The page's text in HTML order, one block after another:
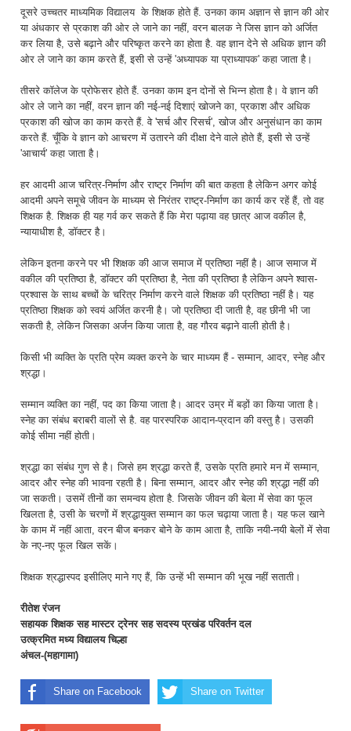
दूसरे उच्चतर माध्यमिक विद्यालय के शिक्षक होते हैं. उनका काम अज्ञान से ज्ञान की ओर
या अंधकार से प्रकाश की ओर ले जाने का नहीं, वरन बालक ने जिस ज्ञान को अर्जित
कर लिया है, उसे बढ़ाने और परिष्कृत करने का होता है. वह ज्ञान देने से अधिक ज्ञान की
ओर ले जाने का काम करते हैं, इसी से उन्हें 'अध्यापक या प्राध्यापक' कहा जाता है।
तीसरे कॉलेज के प्रोफेसर होते हैं. उनका काम इन दोनों से भिन्न होता है। वे ज्ञान की
ओर ले जाने का नहीं, वरन ज्ञान की नई-नई दिशाएं खोजने का, प्रकाश और अधिक
प्रकाश की खोज का काम करते हैं. वे 'सर्च और रिसर्च', खोज और अनुसंधान का काम
करते हैं. चूँकि वे ज्ञान को आचरण में उतारने की दीक्षा देने वाले होते हैं, इसी से उन्हें
'आचार्य' कहा जाता है।
हर आदमी आज चरित्र-निर्माण और राष्ट्र निर्माण की बात कहता है लेकिन अगर कोई
आदमी अपने समूचे जीवन के माध्यम से निरंतर राष्ट्र-निर्माण का कार्य कर रहें हैं, तो वह
शिक्षक है. शिक्षक ही यह गर्व कर सकते हैं कि मेरा पढ़ाया वह छात्र आज वकील है,
न्यायाधीश है, डॉक्टर है।
लेकिन इतना करने पर भी शिक्षक की आज समाज में प्रतिष्ठा नहीं है। आज समाज में
वकील की प्रतिष्ठा है, डॉक्टर की प्रतिष्ठा है, नेता की प्रतिष्ठा है लेकिन अपने श्वास-
प्रश्वास के साथ बच्चों के चरित्र निर्माण करने वाले शिक्षक की प्रतिष्ठा नहीं है। यह
प्रतिष्ठा शिक्षक को स्वयं अर्जित करनी है। जो प्रतिष्ठा दी जाती है, वह छीनी भी जा
सकती है, लेकिन जिसका अर्जन किया जाता है, वह गौरव बढ़ाने वाली होती है।
किसी भी व्यक्ति के प्रति प्रेम व्यक्त करने के चार माध्यम हैं - सम्मान, आदर, स्नेह और
श्रद्धा।
सम्मान व्यक्ति का नहीं, पद का किया जाता है। आदर उम्र में बड़ों का किया जाता है।
स्नेह का संबंध बराबरी वालों से है. वह पारस्परिक आदान-प्रदान की वस्तु है। उसकी
कोई सीमा नहीं होती।
श्रद्धा का संबंध गुण से है। जिसे हम श्रद्धा करते हैं, उसके प्रति हमारे मन में सम्मान,
आदर और स्नेह की भावना रहती है। बिना सम्मान, आदर और स्नेह की श्रद्धा नहीं की
जा सकती। उसमें तीनों का समन्वय होता है. जिसके जीवन की बेला में सेवा का फूल
खिलता है, उसी के चरणों में श्रद्धायुक्त सम्मान का फल चढ़ाया जाता है। यह फल खाने
के काम में नहीं आता, वरन बीज बनकर बोने के काम आता है, ताकि नयी-नयी बेलों में सेवा
के नए-नए फूल खिल सकें।
शिक्षक श्रद्धास्पद इसीलिए माने गए हैं, कि उन्हें भी सम्मान की भूख नहीं सताती।
रीतेश रंजन
सहायक शिक्षक सह मास्टर ट्रेनर सह सदस्य प्रखंड परिवर्तन दल
उत्क्रमित मध्य विद्यालय चिल्हा
अंचल-(महागामा)
Share on Facebook Share on Twitter